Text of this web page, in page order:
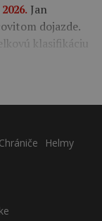
Jan
dojazde.
klasifikáciu
Chrániče
Helmy